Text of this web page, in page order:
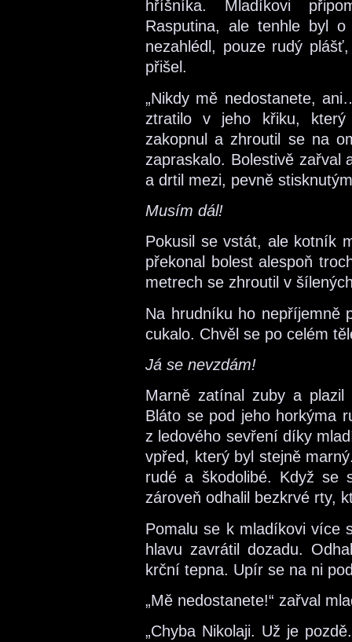
hříšníka. Mladíkovi
Rasputina, ale tenhle byl
nezahlédl, pouze rudý
přišel.
„Nikdy mě nedostanete,
ztratilo v jeho křiku,
zakopnul a zhroutil se na
zapraskalo. Bolestivě zařval
a drtil mezi, pevně
Musím dál!
Pokusil se vstát, ale kotník
překonal bolest alespoň
metrech se zhroutil v
Na hrudníku ho nepříjemně
cukalo. Chvěl se po celém
Já se nevzdám!
Marně zatínal zuby a
Bláto se pod jeho horkýma
z ledového sevření díky
vpřed, který byl stejně
rudé a škodolibé. Když se
zároveň odhalil bezkrvé rty,
Pomalu se k mladíkovi více
hlavu zavrátil dozadu.
krční tepna. Upír se na ni
„Mě nedostanete!“ zařval
„Chyba Nikolaji. Už je